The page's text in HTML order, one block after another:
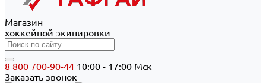
Магазин
хоккейной экипировки
8 800 700-90-44 10:00 - 17:00 Мск
Заказать звонок